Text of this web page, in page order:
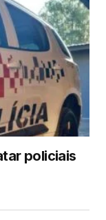
policiais